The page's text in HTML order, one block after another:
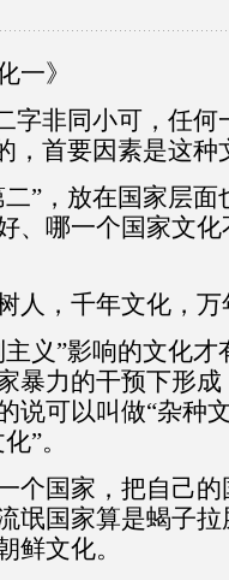
一》
字非同小可，任
，首要因素是这种
”，放在国家层
、哪一个国家文
人，千年文化，万
义”影响的文化
暴力的干预下形
说可以叫做“杂种
”。
个国家，把自己
氓国家算是蝎子
鲜文化。